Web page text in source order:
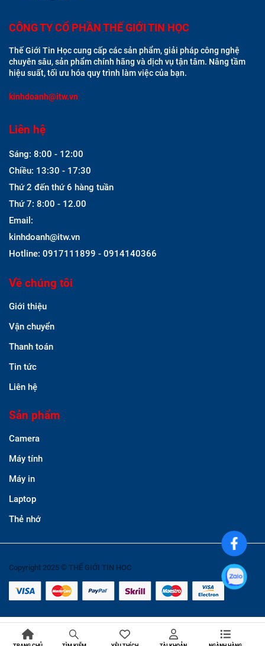
CÔNG TY CỔ PHẦN THẾ GIỚI TIN HỌC
Thế Giới Tin Học cung cấp các sản phẩm, giải pháp công nghệ
chuyên sâu, sản phẩm chính hãng và dịch vụ tận tâm. Nâng tầm
hiệu suất, tối ưu hóa quy trình làm việc của bạn.
kinhdoanh@itw.vn
Liên hệ
Sáng: 8:00 - 12:00
Chiều: 13:30 - 17:30
Thứ 2 đến thứ 6 hàng tuần
Thứ 7: 8:00 - 12.00
Email:
kinhdoanh@itw.vn
Hotline: 0917111899 - 0914140366
Về chúng tôi
Giới thiệu
Vận chuyển
Thanh toán
Tin tức
Liên hệ
Sản phẩm
Camera
Máy tính
Máy in
Laptop
Thẻ nhớ
Copyright 2025 © THẾ GIỚI TIN HỌC